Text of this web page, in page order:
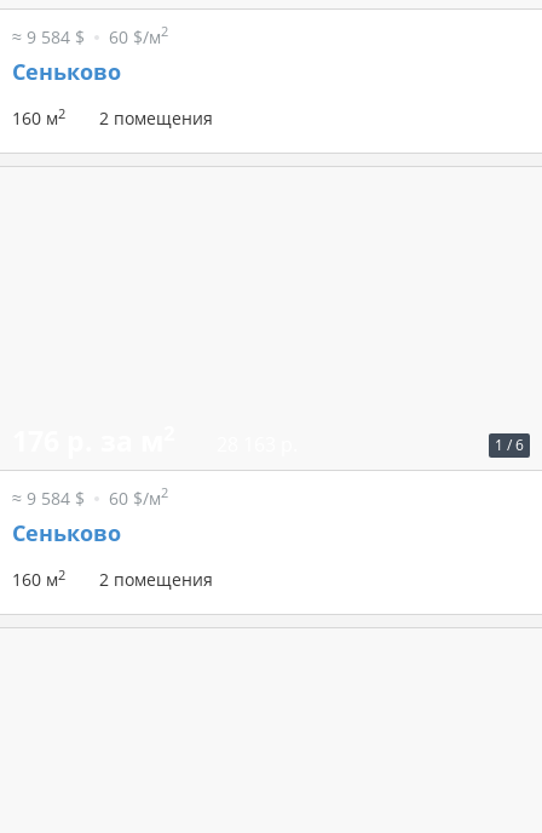
≈ 9 584 $ 60 $/м2
Сеньково
160 м2 2 помещения
1 /6
≈ 9 584 $ 60 $/м2
Сеньково
160 м2 2 помещения